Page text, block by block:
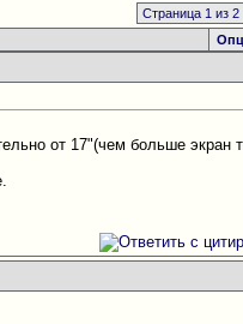
Страница 1 из 2
от 17"(чем больше экран